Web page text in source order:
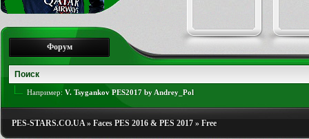
Форум
Например: V. Tsygankov PES2017 by Andrey_Pol
PES-STARS.CO.UA» Faces PES 2016 & PES 2017 » Free